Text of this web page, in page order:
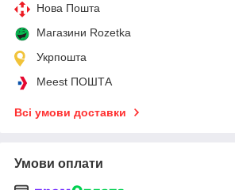
Нова Пошта
Магазини Rozetka
Укрпошта
Meest ПОШТА
Всі умови доставки
Умови оплати